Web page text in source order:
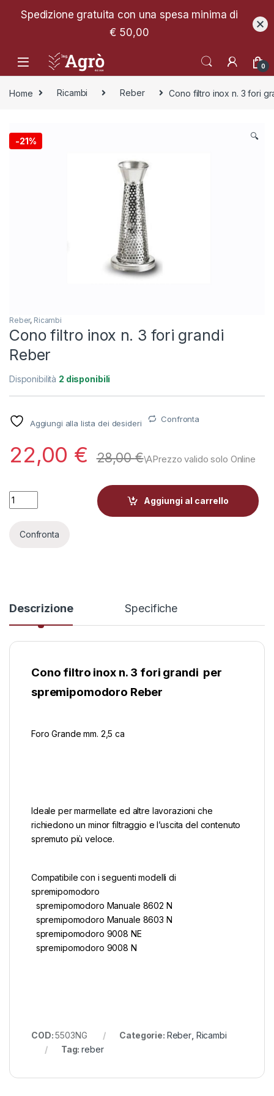
0
Home Ricambi Reber Cono filtro inox n. 3 fori
-21% 🔍
Reber, Ricambi
Cono filtro inox n. 3 fori grandi
Reber
Disponibilità 2 disponibili
Aggiungi alla lista dei desideri Confronta
22,00 € 28,00€
Cono filtro inox n. 3 fori grandi Reber quantity
Aggiungi al carrello
Confronta
Descrizione Specifiche
Cono filtro inox n. 3 fori grandi per
spremipomodoro Reber
Foro Grande mm. 2,5 ca
Ideale per marmellate ed altre lavorazioni che
richiedono un minor filtraggio e l’uscita del contenuto
spremuto più veloce.
Compatibile con i seguenti modelli di
spremipomodoro
spremipomodoro Manuale 8602 N
spremipomodoro Manuale 8603 N
spremipomodoro 9008 NE
spremipomodoro 9008 N
COD:5503NG Categorie: Reber, Ricambi
Tag:reber
Spedizione gratuita con una spesa minima di
€ 50,00